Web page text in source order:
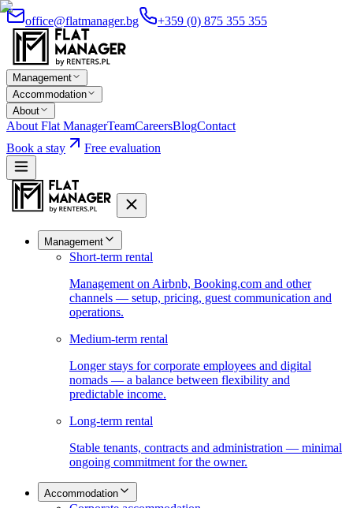
office@flatmanager.bg +359 (0) 875 355 355
Management
Accommodation
About
About Flat ManagerTeamCareersBlogContact
Book a stay
Free evaluation
Management
Short-term rental
Management on Airbnb, Booking.com and other
channels — setup, pricing, guest communication and
operations.
Medium-term rental
Longer stays for corporate employees and digital
nomads — a balance between flexibility and
predictable income.
Long-term rental
Stable tenants, contracts and administration — minimal
ongoing commitment for the owner.
Accommodation